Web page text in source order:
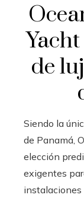
de
Siendo la
de Panamá,
elección
exigentes
instalaciones